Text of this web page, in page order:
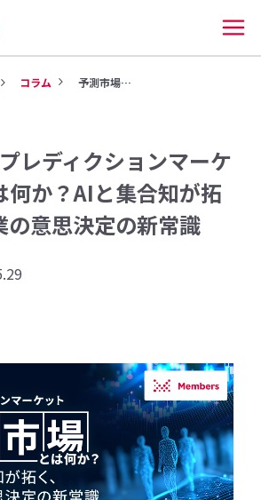
コラム 予測市場（プレディクションマー...
レディクションマーケ
何か？AIと集合知が拓
の意思決定の新常識